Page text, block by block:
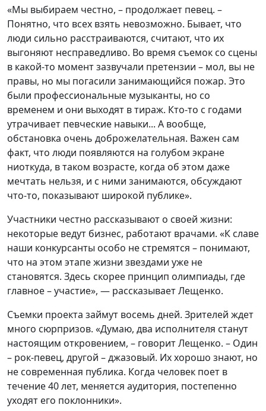
«Мы выбираем честно, – продолжает певец. –
Понятно, что всех взять невозможно. Бывает, что
люди сильно расстраиваются, считают, что их
выгоняют несправедливо. Во время съемок со сцены
в какой-то момент зазвучали претензии – мол, вы не
правы, но мы погасили занимающийся пожар. Это
были профессиональные музыканты, но со
временем и они выходят в тираж. Кто-то с годами
утрачивает певческие навыки... А вообще,
обстановка очень доброжелательная. Важен сам
факт, что люди появляются на голубом экране
ниоткуда, в таком возрасте, когда об этом даже
мечтать нельзя, и с ними занимаются, обсуждают
что-то, показывают широкой публике».
Участники честно рассказывают о своей жизни:
некоторые ведут бизнес, работают врачами. «К славе
наши конкурсанты особо не стремятся – понимают,
что на этом этапе жизни звездами уже не
становятся. Здесь скорее принцип олимпиады, где
главное – участие», — рассказывает Лещенко.
Съемки проекта займут восемь дней. Зрителей ждет
много сюрпризов. «Думаю, два исполнителя станут
настоящим откровением, – говорит Лещенко. – Один
– рок-певец, другой – джазовый. Их хорошо знают, но
не современная публика. Когда человек поет в
течение 40 лет, меняется аудитория, постепенно
уходят его поклонники».